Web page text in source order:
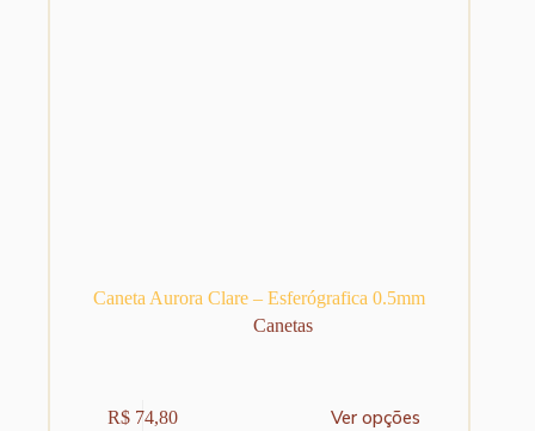
Caneta Aurora Clare – Esferógrafica 0.5mm
Canetas
R$ 74,80 Ver opções